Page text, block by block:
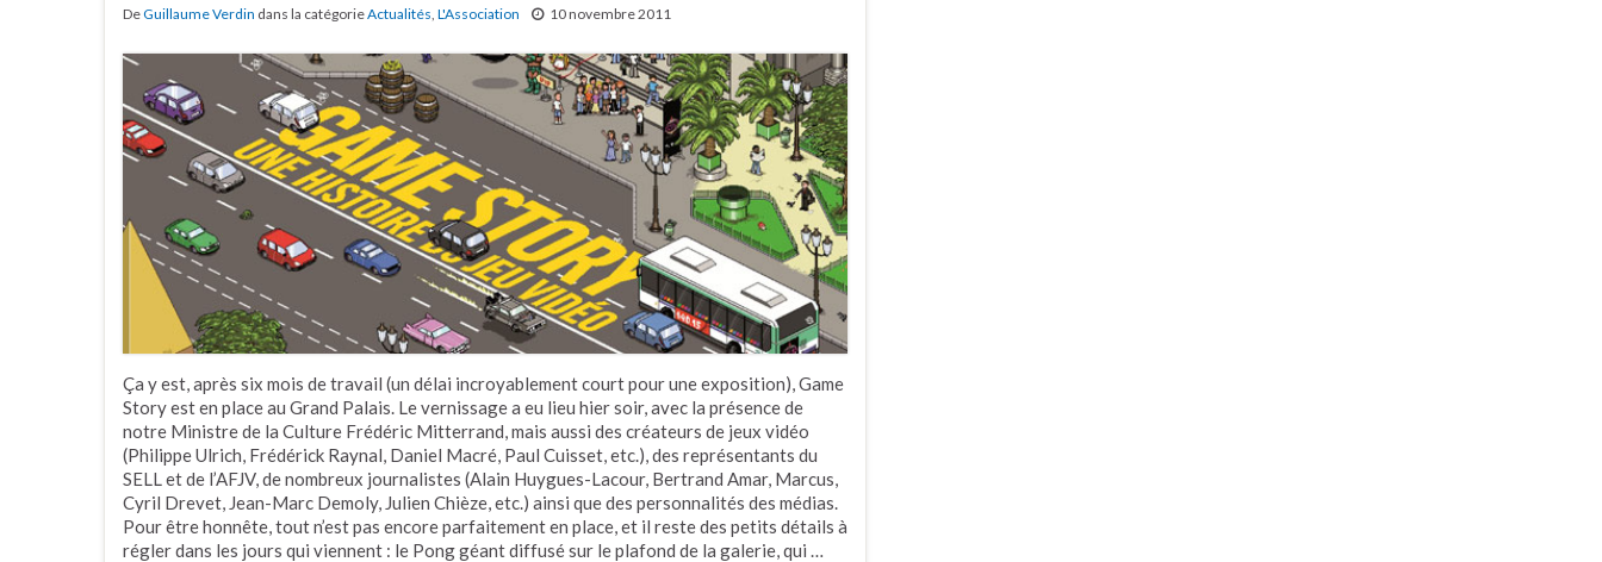
DeGuillaume Verdin dans la catégorieActualités, L'Association 10 novembre 2011
Ça y est, après six mois de travail (un délai incroyablement court pour une exposition), Game
Story est en place au Grand Palais. Le vernissage a eu lieu hier soir, avec la présence de
notre Ministre de la Culture Frédéric Mitterrand, mais aussi des créateurs de jeux vidéo
(Philippe Ulrich, Frédérick Raynal, Daniel Macré, Paul Cuisset, etc.), des représentants du
SELL et de l’AFJV, de nombreux journalistes (Alain Huygues-Lacour, Bertrand Amar, Marcus,
Cyril Drevet, Jean-Marc Demoly, Julien Chièze, etc.) ainsi que des personnalités des médias.
Pour être honnête, tout n’est pas encore parfaitement en place, et il reste des petits détails à
régler dans les jours qui viennent : le Pong géant diffusé sur le plafond de la galerie, qui …